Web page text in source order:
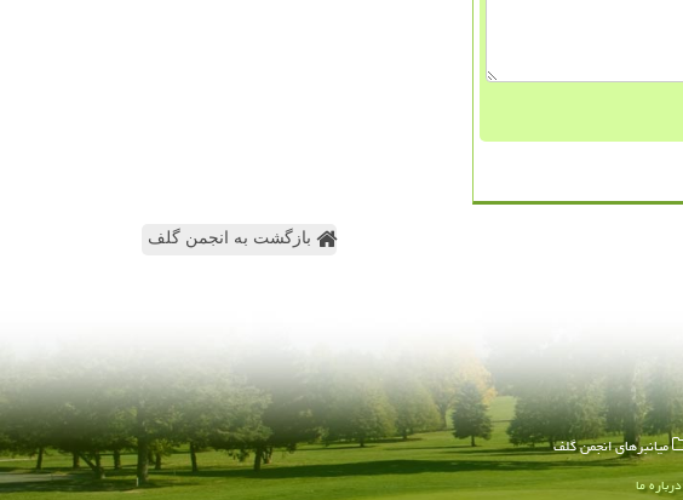
بازگشت به انجمن گلف
میانبرهای انجمن گلف
درباره ما